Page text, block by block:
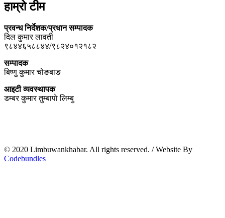
हाम्रो टीम
प्रवन्ध निर्देशक/प्रधान सम्पादक
दिल कुमार लावती
९८४४६५८८४४/९८२४०१२१८२
सम्पादक
बिष्णु कुमार चोङबाङ
आइटी व्यवस्थापक
डम्बर कुमार तुम्बापाे लिम्बु
© 2020 Limbuwankhabar. All rights reserved. /Website By
Codebundles